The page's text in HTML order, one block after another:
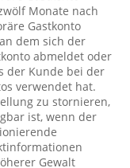
Monate nach
Gastkonto
dem sich der
abmeldet oder
der Kunde bei der
verwendet hat.
zu stornieren,
ist, wenn der
Gewalt